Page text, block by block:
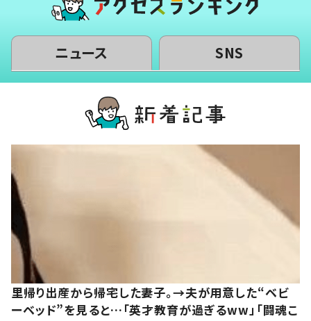
ニュース SNS
里帰り出産から帰宅した妻子。→夫が用意した“ベビ
ーベッド”を見ると…「英才教育が過ぎるww」「闘魂こ